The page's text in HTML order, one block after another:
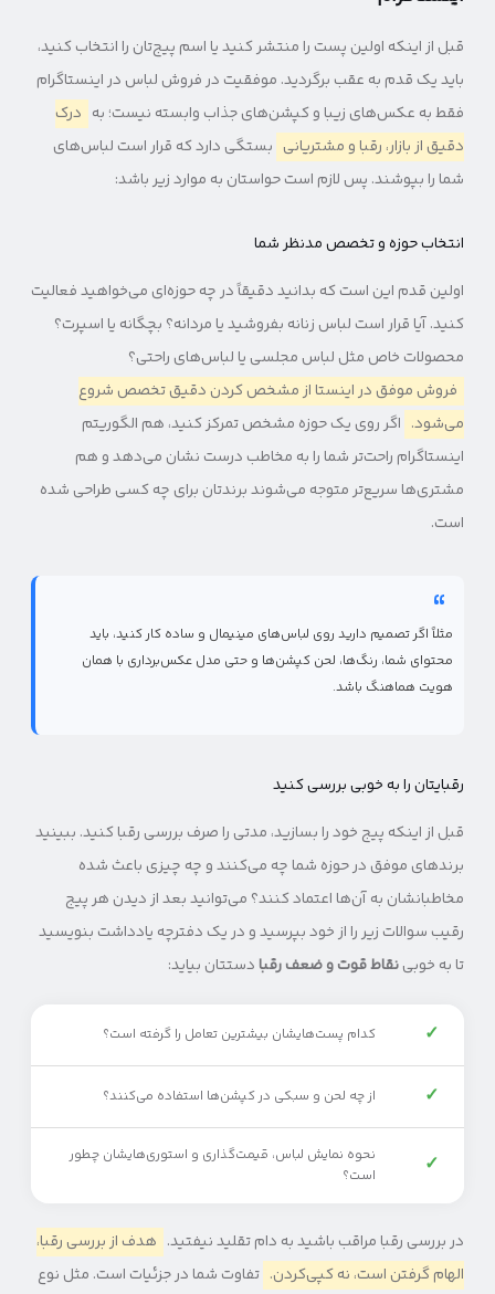
قبل از اینکه اولین پست را منتشر کنید یا اسم پیج‌تان را انتخاب کنید،
باید یک قدم به عقب برگردید. موفقیت در فروش لباس در اینستاگرام
فقط به عکس‌های زیبا و کپشن‌های جذاب وابسته نیست؛ به درک
دقیق از بازار، رقبا و مشتریانی بستگی دارد که قرار است لباس‌های
شما را بپوشند. پس لازم است حواستان به موارد زیر باشد:
انتخاب حوزه و تخصص مدنظر شما
اولین قدم این است که بدانید دقیقاً در چه حوزه‌ای می‌خواهید فعالیت
کنید. آیا قرار است لباس زنانه بفروشید یا مردانه؟ بچگانه یا اسپرت؟
محصولات خاص مثل لباس مجلسی یا لباس‌های راحتی؟
فروش موفق در اینستا از مشخص کردن دقیق تخصص شروع
می‌شود. اگر روی یک حوزه مشخص تمرکز کنید، هم الگوریتم
اینستاگرام راحت‌تر شما را به مخاطب درست نشان می‌دهد و هم
مشتری‌ها سریع‌تر متوجه می‌شوند برندتان برای چه کسی طراحی شده
است.
مثلاً اگر تصمیم دارید روی لباس‌های مینیمال و ساده کار کنید، باید
محتوای شما، رنگ‌ها، لحن کپشن‌ها و حتی مدل عکس‌برداری با همان
هویت هماهنگ باشد.
رقبایتان را به خوبی بررسی کنید
قبل از اینکه پیج خود را بسازید، مدتی را صرف بررسی رقبا کنید. ببینید
برندهای موفق در حوزه شما چه می‌کنند و چه چیزی باعث شده
مخاطبانشان به آن‌ها اعتماد کنند؟ می‌توانید بعد از دیدن هر پیج
رقیب سوالات زیر را از خود بپرسید و در یک دفترچه یادداشت بنویسید
تا به خوبینقاط قوت و ضعف رقبادستتان بیاید:
✓ کدام پست‌هایشان بیشترین تعامل را گرفته است؟
✓ از چه لحن و سبکی در کپشن‌ها استفاده می‌کنند؟
✓
نحوه نمایش لباس، قیمت‌گذاری و استوری‌هایشان چطور
است؟
در بررسی رقبا مراقب باشید به دام تقلید نیفتید. هدف از بررسی رقبا،
الهام گرفتن است، نه کپی‌کردن. تفاوت شما در جزئیات است. مثل نوع